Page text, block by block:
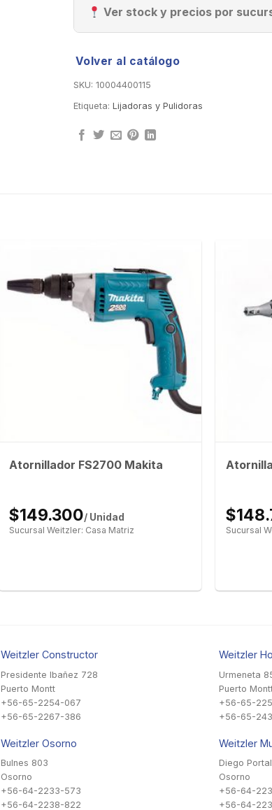
Ver stock y precios por
Volver al catálogo
SKU: 10004400115
Etiqueta: Lijadoras y Pulidoras
Atornillador FS2700 Makita
$149.300/ Unidad
Sucursal Weitzler: Casa Matriz Sucursal
Weitzler Constructor
Presidente Ibañez 728
Puerto Montt
+56-65-2254-067
+56-65-2267-386
Weitzler Osorno
Bulnes 803
Osorno
+56-64-2233-573
+56-64-2238-822
Weitzler
Urmeneta
Puerto
+56-65-
+56-65-
Weitzler
Diego
Osorno
+56-64-
+56-64-